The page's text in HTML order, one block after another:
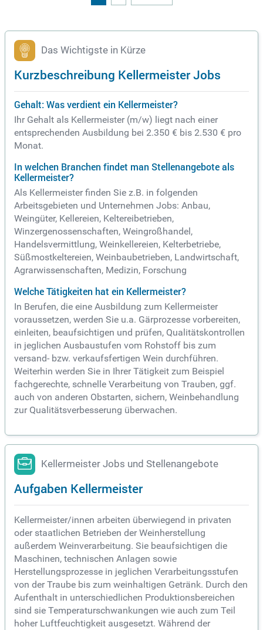
Das Wichtigste in Kürze
Kurzbeschreibung Kellermeister Jobs
Gehalt: Was verdient ein Kellermeister?
Ihr Gehalt als Kellermeister (m/w) liegt nach einer
entsprechenden Ausbildung bei 2.350 € bis 2.530 € pro
Monat.
In welchen Branchen findet man Stellenangebote als
Kellermeister?
Als Kellermeister finden Sie z.B. in folgenden
Arbeitsgebieten und Unternehmen Jobs: Anbau,
Weingüter, Kellereien, Keltereibetrieben,
Winzergenossenschaften, Weingroßhandel,
Handelsvermittlung, Weinkellereien, Kelterbetriebe,
Süßmostkeltereien, Weinbaubetrieben, Landwirtschaft,
Agrarwissenschaften, Medizin, Forschung
Welche Tätigkeiten hat ein Kellermeister?
In Berufen, die eine Ausbildung zum Kellermeister
voraussetzen, werden Sie u.a. Gärprozesse vorbereiten,
einleiten, beaufsichtigen und prüfen, Qualitätskontrollen
in jeglichen Ausbaustufen vom Rohstoff bis zum
versand- bzw. verkaufsfertigen Wein durchführen.
Weiterhin werden Sie in Ihrer Tätigkeit zum Beispiel
fachgerechte, schnelle Verarbeitung von Trauben, ggf.
auch von anderen Obstarten, sichern, Weinbehandlung
zur Qualitätsverbesserung überwachen.
Kellermeister Jobs und Stellenangebote
Aufgaben Kellermeister
Kellermeister/innen arbeiten überwiegend in privaten
oder staatlichen Betrieben der Weinherstellung
außerdem Weinverarbeitung. Sie beaufsichtigen die
Maschinen, technischen Anlagen sowie
Herstellungsprozesse in jeglichen Verarbeitungsstufen
von der Traube bis zum weinhaltigen Getränk. Durch den
Aufenthalt in unterschiedlichen Produktionsbereichen
sind sie Temperaturschwankungen wie auch zum Teil
hoher Luftfeuchtigkeit ausgesetzt. Während der